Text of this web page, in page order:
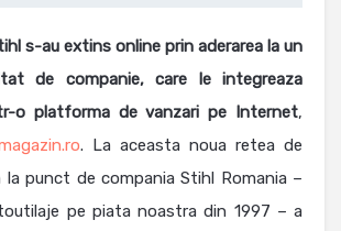
s-au extins online prin aderarea la un
de companie, care le integreaza
o platforma de vanzari pe Internet,
. La aceasta noua retea de
la punct de compania Stihl Romania –
pe piata noastra din 1997 – a